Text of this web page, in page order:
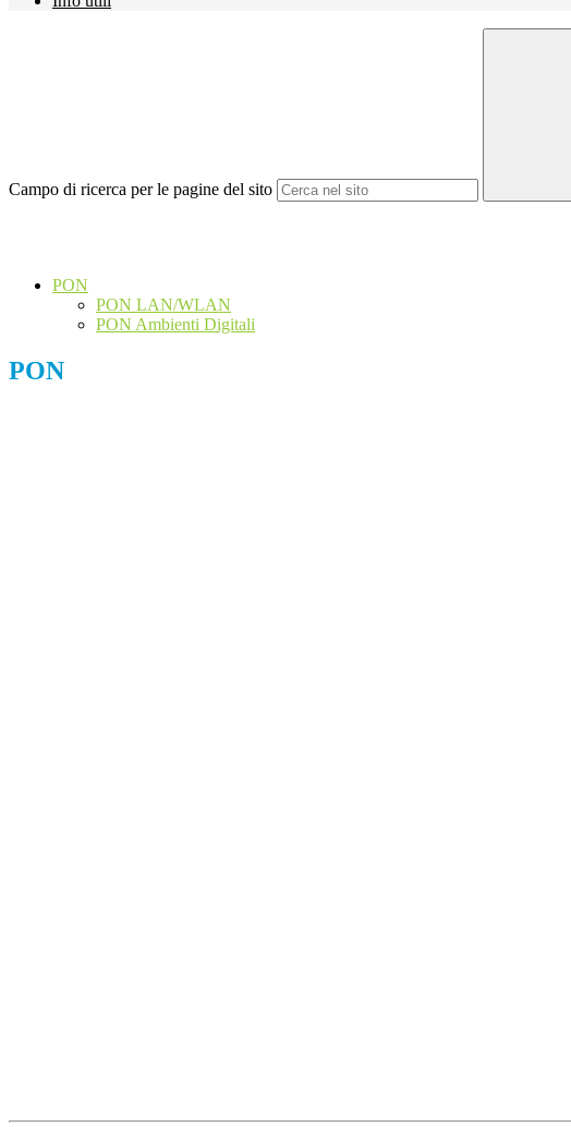
Campo di ricerca per le pagine del sito
PON
PON LAN/WLAN
PON Ambienti Digitali
PON